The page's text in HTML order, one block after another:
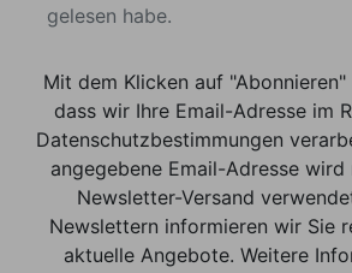
gelesen habe.
Mit dem Klicken auf "Abonnieren"
dass wir Ihre Email-Adresse im
Datenschutzbestimmungen
angegebene Email-Adresse wird
Newsletter-Versand
Newslettern informieren wir Sie
aktuelle Angebote. Weitere